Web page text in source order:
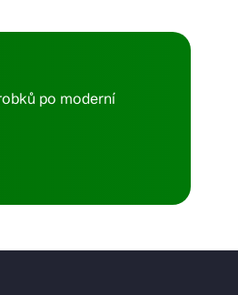
po moderní